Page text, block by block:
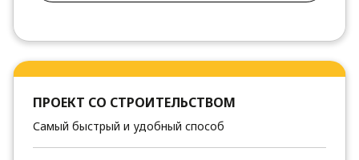
ПРОЕКТ СО СТРОИТЕЛЬСТВОМ
Самый быстрый и удобный способ